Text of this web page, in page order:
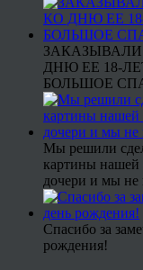
ДНЮ ЕЕ 18-
БОЛЬШОЕ
Мы решили
картины нашей
дочери и мы не
Спасибо за
рождения!